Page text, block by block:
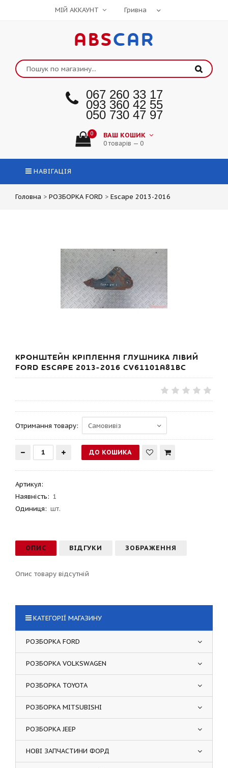
МІЙ АККАУНТ
ABSCAR
067 260 33 17
093 360 42 55
050 730 47 97
0 ВАШ КОШИК
0 товарів — 0
НАВІГАЦІЯ
Головна > РОЗБОРКА FORD > Escape 2013-2016
КРОНШТЕЙН КРІПЛЕННЯ ГЛУШНИКА ЛІВИЙ
FORD ESCAPE 2013-2016 CV61101A81BC
Отримання товару:
Артикул:
Наявність: 1
Одиниця: шт.
ОПИС ВІДГУКИ ЗОБРАЖЕННЯ
Опис товару відсутній
КАТЕГОРІЇ МАГАЗИНУ
РОЗБОРКА FORD
РОЗБОРКА VOLKSWAGEN
РОЗБОРКА TOYOTA
РОЗБОРКА MITSUBISHI
РОЗБОРКА JEEP
НОВІ ЗАПЧАСТИНИ ФОРД